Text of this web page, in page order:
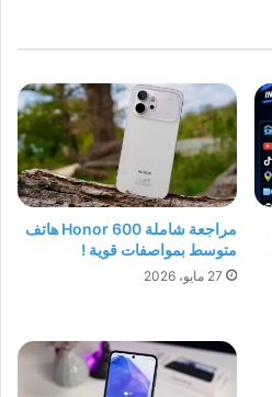
مراجعة شاملة Honor 600 هاتف
متوسط بمواصفات قوية !
27 مايو، 2026